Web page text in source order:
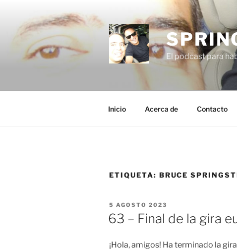
contenido
El podcast para
Inicio Acerca de Contacto
ETIQUETA: BRUCE
PUBLICADO
EL
5 AGOSTO 2023
63 – Final de la gira
¡Hola, amigos! Ha terminado la